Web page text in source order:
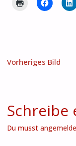
Vorheriges Bild
Schreibe
Du musst